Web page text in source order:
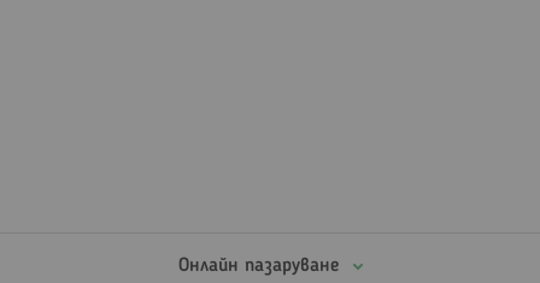
Онлайн пазаруване